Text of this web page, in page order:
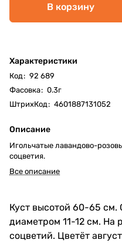
В корзину
Характеристики
Код: 92 689
Фасовка: 0.3г
ШтрихКод: 4601887131052
Описание
Игольчатые лавандово-
соцветия.
Все описание
Куст высотой 60-65 см.
диаметром 11-12 см. На
соцветий. Цветёт